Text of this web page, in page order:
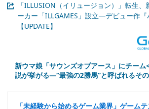
「ILLUSION（イリュージョン）」転生
ーカー「ILLGAMES」設立―デビュー作
【UPDATE】
新ウマ娘「サウンズオブアース」にチーム
説が挙がる―“最強の2勝馬”と呼ばれるそ
「未経験から始めるゲーム業界」ゲーム